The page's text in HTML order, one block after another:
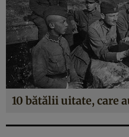
10 bătălii uitate, care